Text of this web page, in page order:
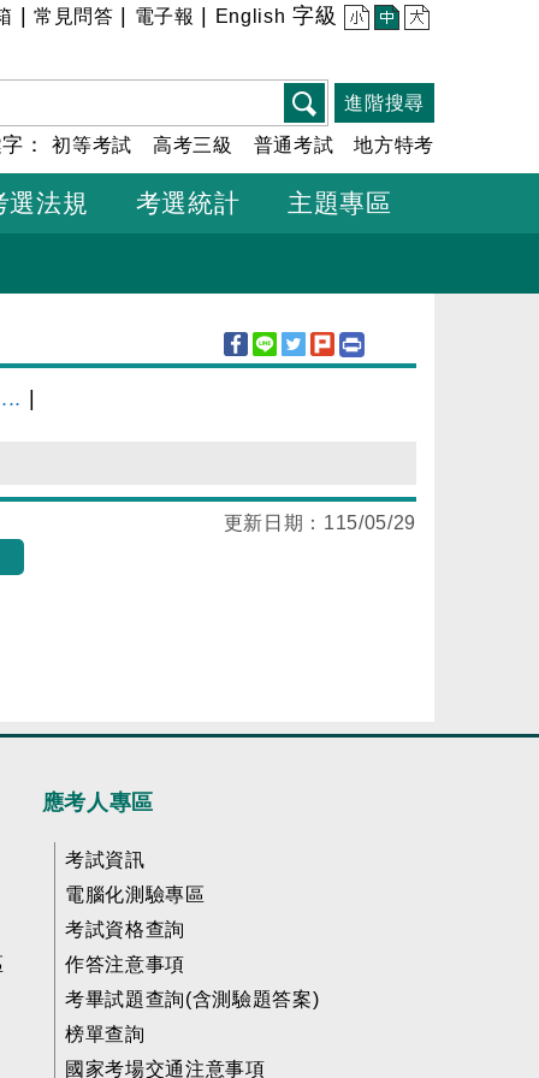
常見問答 電子報 English 字級 小 中 大
進階搜尋
字：初等考試 高考三級 普通考試 地方特考
選法規 考選統計 主題專區
更新日期： 115/05/29
應考人專區
考試資訊
電腦化測驗專區
考試資格查詢
作答注意事項
考畢試題查詢(含測驗題答案)
榜單查詢
國家考場交通注意事項